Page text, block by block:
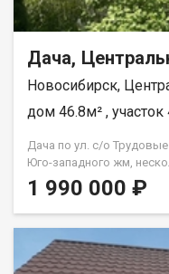
Дача,
Новосибирск,
дом 46.8м² , участок
Дача по ул. с/о
Юго-западного жм,
Скания, ул.
остановки минут 10-ть.
бруса 150*150. На
обустроенная спальня,
18,2 м2, который можно
строения в
1 990 000 ₽